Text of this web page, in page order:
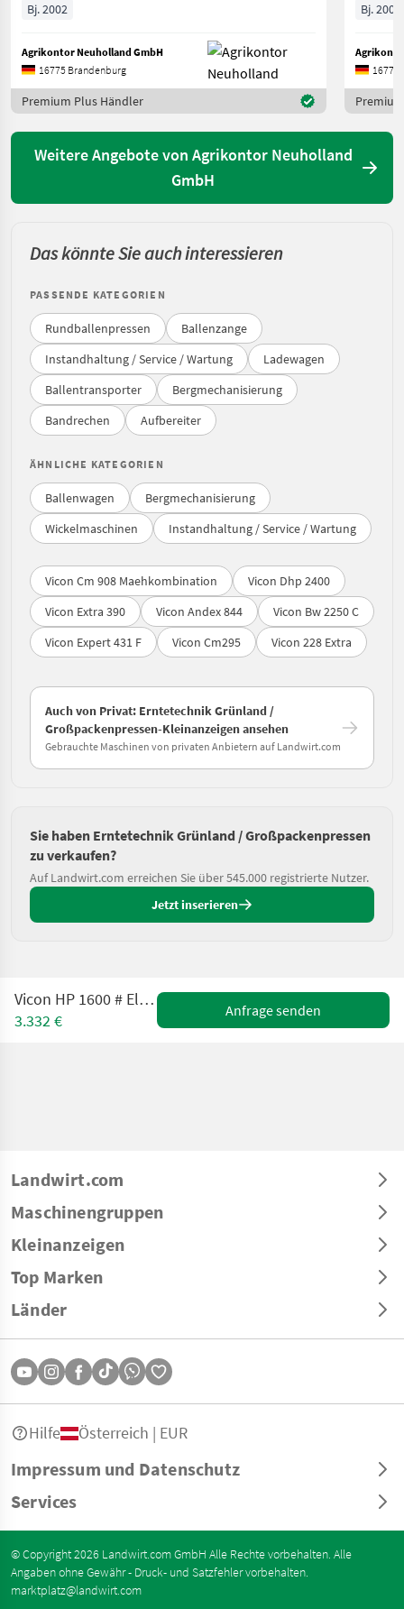
Bj. 2002
Agrikontor Neuholland GmbH
16775 Brandenburg
Premium Plus Händler
Bj. 2002
16775
Weitere Angebote von Agrikontor Neuholland
GmbH
Das könnte Sie auch interessieren
PASSENDE KATEGORIEN
Rundballenpressen
Ballenzange
Instandhaltung / Service / Wartung
Ladewagen
Ballentransporter
Bergmechanisierung
Bandrechen
Aufbereiter
ÄHNLICHE KATEGORIEN
Ballenwagen
Bergmechanisierung
Wickelmaschinen
Instandhaltung / Service / Wartung
Vicon Cm 908 Maehkombination
Vicon Dhp 2400
Vicon Extra 390
Vicon Andex 844
Vicon Bw 2250 C
Vicon Expert 431 F
Vicon Cm295 Vicon 228 Extra
Auch von Privat: Erntetechnik Grünland /
Großpackenpressen-Kleinanzeigen ansehen
Gebrauchte Maschinen von privaten Anbietern auf Landwirt.com
Sie haben Erntetechnik Grünland / Großpackenpressen
zu verkaufen?
Auf Landwirt.com erreichen Sie über 545.000 registrierte Nutzer.
Jetzt inserieren
Vicon HP 1600 # Elektronikproblem
3.332 €
Anfrage senden
Landwirt.com
Maschinengruppen
Kleinanzeigen
Top Marken
Länder
Impressum und Datenschutz
Services
Hilfe Österreich | EUR
© Copyright 2026 Landwirt.com GmbH Alle Rechte vorbehalten. Alle
Angaben ohne Gewähr - Druck- und Satzfehler vorbehalten.
marktplatz@landwirt.com